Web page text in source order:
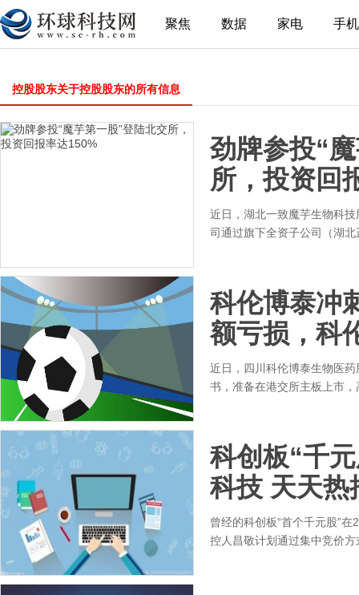
聚焦 数据 家电 手机
控股股东关于控股股东的所有信息
劲牌参投“
所，投资回
近日，湖北一致魔芋生物科
司通过旗下全资子公司（湖
科伦博泰冲
额亏损，科
近日，四川科伦博泰生物医
书，准备在港交所主板上市
科创板“千
科技 天天热
曾经的科创板“首个千元股”
控人昌敬计划通过集中竞价